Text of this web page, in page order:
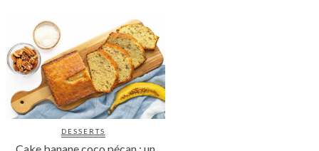
DESSERTS